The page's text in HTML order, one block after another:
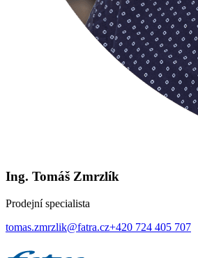
Ing. Tomáš Zmrzlík
Prodejní specialista
tomas.zmrzlik@fatra.cz+420 724 405 707